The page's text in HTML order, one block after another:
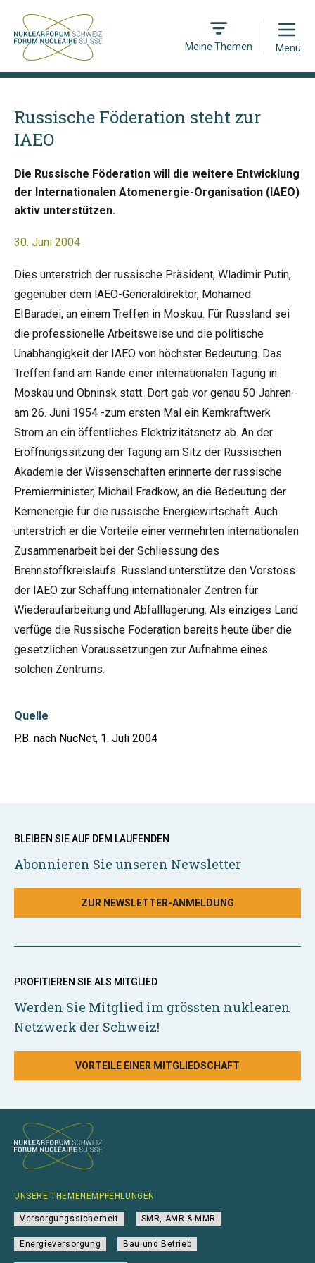
Meine Themen
Open
Menü
Russische Föderation steht zur
IAEO
Die Russische Föderation will die weitere Entwicklung
der Internationalen Atomenergie-Organisation (IAEO)
aktiv unterstützen.
30. Juni 2004
Dies unterstrich der russische Präsident, Wladimir Putin,
gegenüber dem lAEO-Generaldirektor, Mohamed
EIBaradei, an einem Treffen in Moskau. Für Russland sei
die professionelle Arbeitsweise und die politische
Unabhängigkeit der IAEO von höchster Bedeutung. Das
Treffen fand am Rande einer internationalen Tagung in
Moskau und Obninsk statt. Dort gab vor genau 50 Jahren -
am 26. Juni 1954 -zum ersten Mal ein Kernkraftwerk
Strom an ein öffentliches Elektrizitätsnetz ab. An der
Eröffnungssitzung der Tagung am Sitz der Russischen
Akademie der Wissenschaften erinnerte der russische
Premierminister, Michail Fradkow, an die Bedeutung der
Kernenergie für die russische Energiewirtschaft. Auch
unterstrich er die Vorteile einer vermehrten internationalen
Zusammenarbeit bei der Schliessung des
Brennstoffkreislaufs. Russland unterstütze den Vorstoss
der IAEO zur Schaffung internationaler Zentren für
Wiederaufarbeitung und Abfalllagerung. Als einziges Land
verfüge die Russische Föderation bereits heute über die
gesetzlichen Voraussetzungen zur Aufnahme eines
solchen Zentrums.
Quelle
P.B. nach NucNet, 1. Juli 2004
BLEIBEN SIE AUF DEM LAUFENDEN
Abonnieren Sie unseren Newsletter
ZUR NEWSLETTER-ANMELDUNG
PROFITIEREN SIE ALS MITGLIED
Werden Sie Mitglied im grössten nuklearen
Netzwerk der Schweiz!
VORTEILE EINER MITGLIEDSCHAFT
UNSERE THEMENEMPFEHLUNGEN
Versorgungssicherheit SMR, AMR & MMR
Energieversorgung Bau und Betrieb